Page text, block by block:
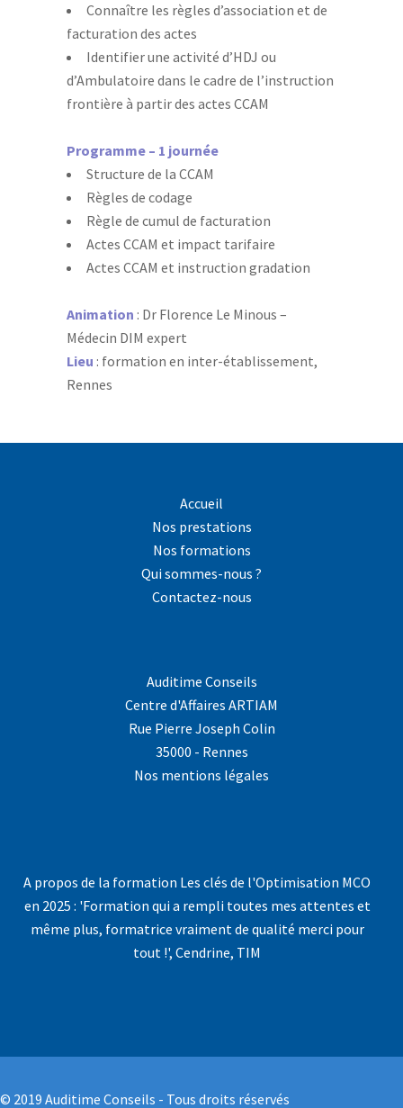
Connaître les règles d’association et de
facturation des actes
Identifier une activité d’HDJ ou
d’Ambulatoire dans le cadre de l’instruction
frontière à partir des actes CCAM
Programme – 1 journée
Structure de la CCAM
Règles de codage
Règle de cumul de facturation
Actes CCAM et impact tarifaire
Actes CCAM et instruction gradation
Animation : Dr Florence Le Minous –
Médecin DIM expert
Lieu : formation en inter-établissement,
Rennes
Accueil
Nos prestations
Nos formations
Qui sommes-nous ?
Contactez-nous
Auditime Conseils
Centre d'Affaires ARTIAM
Rue Pierre Joseph Colin
35000 - Rennes
Nos mentions légales
A propos de la formation Les clés de l'Optimisation MCO
en 2025 : 'Formation qui a rempli toutes mes attentes et
même plus, formatrice vraiment de qualité merci pour
tout !', Cendrine, TIM
© 2019 Auditime Conseils - Tous droits réservés